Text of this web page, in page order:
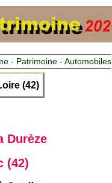
- Patrimoine - Automobiles
(42)
Durèze
(42)